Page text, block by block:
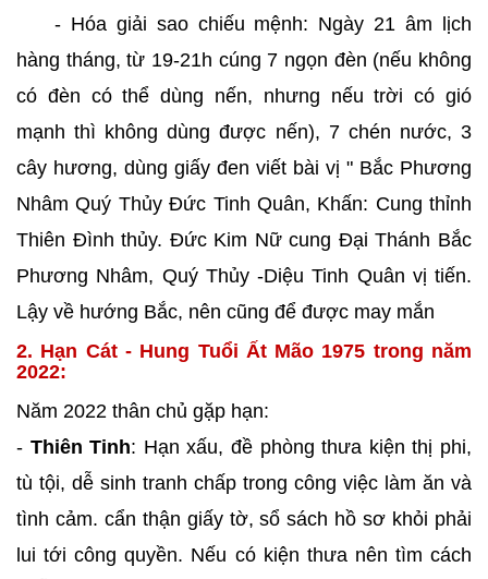
- Hóa giải sao chiếu mệnh: Ngày 21 âm lịch
hàng tháng, từ 19-21h cúng 7 ngọn đèn (nếu không
có đèn có thể dùng nến, nhưng nếu trời có gió
mạnh thì không dùng được nến), 7 chén nước, 3
cây hương, dùng giấy đen viết bài vị " Bắc Phương
Nhâm Quý Thủy Đức Tinh Quân, Khấn: Cung thỉnh
Thiên Đình thủy. Đức Kim Nữ cung Đại Thánh Bắc
Phương Nhâm, Quý Thủy -Diệu Tinh Quân vị tiến.
Lậy về hướng Bắc, nên cũng để được may mắn
2. Hạn Cát - Hung Tuổi Ất Mão 1975 trong năm
2022:
Năm 2022 thân chủ gặp hạn:
- Thiên Tinh: Hạn xấu, đề phòng thưa kiện thị phi,
tù tội, dễ sinh tranh chấp trong công việc làm ăn và
tình cảm. cẩn thận giấy tờ, sổ sách hồ sơ khỏi phải
lui tới công quyền. Nếu có kiện thưa nên tìm cách